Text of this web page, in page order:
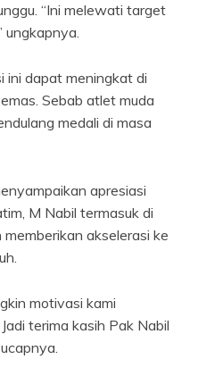
“Ini melewati target
ungkapnya.
ini dapat meningkat di
Sebab atlet muda
medali di masa
apresiasi
M Nabil termasuk di
akselerasi ke
motivasi kami
terima kasih Pak Nabil